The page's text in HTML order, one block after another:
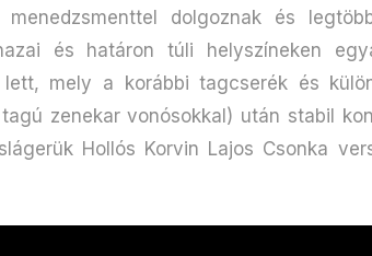
dolgoznak és
és határon túli helyszíneken
mely a korábbi tagcserék és
zenekar vonósokkal) után stabil
Hollós Korvin Lajos Csonka